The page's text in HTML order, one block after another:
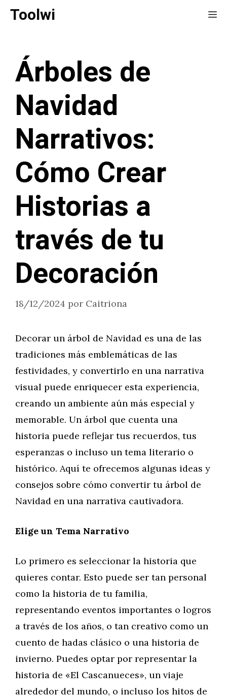
SaltarToolwi
Árboles de
Navidad
Narrativos:
Cómo Crear
Historias a
través de tu
Decoración
18/12/2024 por Caitriona
Decorar un árbol de Navidad es una de las
tradiciones más emblemáticas de las
festividades, y convertirlo en una narrativa
visual puede enriquecer esta experiencia,
creando un ambiente aún más especial y
memorable. Un árbol que cuenta una
historia puede reflejar tus recuerdos, tus
esperanzas o incluso un tema literario o
histórico. Aquí te ofrecemos algunas ideas y
consejos sobre cómo convertir tu árbol de
Navidad en una narrativa cautivadora.
Elige un Tema Narrativo
Lo primero es seleccionar la historia que
quieres contar. Esto puede ser tan personal
como la historia de tu familia,
representando eventos importantes o logros
a través de los años, o tan creativo como un
cuento de hadas clásico o una historia de
invierno. Puedes optar por representar la
historia de «El Cascanueces», un viaje
alrededor del mundo, o incluso los hitos de